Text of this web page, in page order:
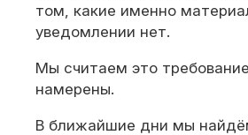
том, какие именно
уведомлении нет.
Мы считаем это
намерены.
В ближайшие дни мы